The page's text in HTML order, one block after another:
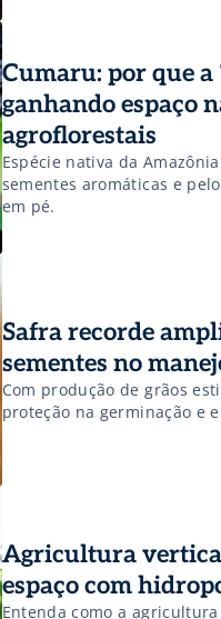
Cumaru: por que
ganhando espaço
agroflorestais
Espécie nativa da
sementes aromáticas e
em pé.
Safra recorde
sementes no
Com produção de grãos
proteção na germinação e
Agricultura
espaço com
Entenda como a